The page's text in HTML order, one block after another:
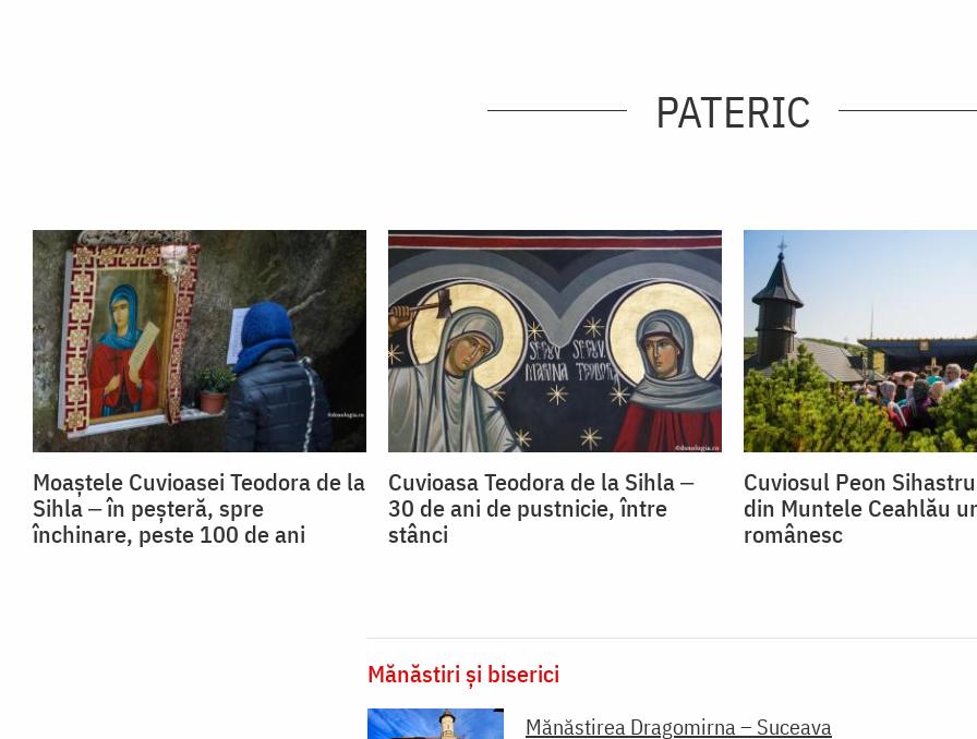
PATERIC
Moaștele Cuvioasei Teodora de la
Sihla ‒ în peșteră, spre
închinare, peste 100 de ani
Cuvioasa Teodora de la Sihla ‒
30 de ani de pustnicie, între
stânci
Cuviosul Peon
din Muntele Ceahlău
românesc
Mănăstiri și biserici
Mănăstirea Dragomirna – Suceava